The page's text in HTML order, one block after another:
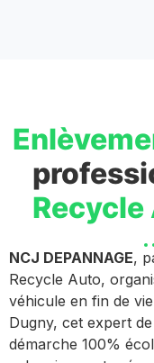
Recycle
NCJ DEPANNAGE,
Recycle Auto,
véhicule en fin de
Dugny, cet expert
démarche 100%